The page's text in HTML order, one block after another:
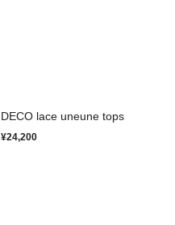
DECO lace uneune tops
¥24,200